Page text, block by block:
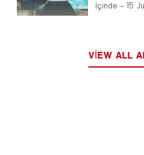
İçinde - 15
VIEW ALL